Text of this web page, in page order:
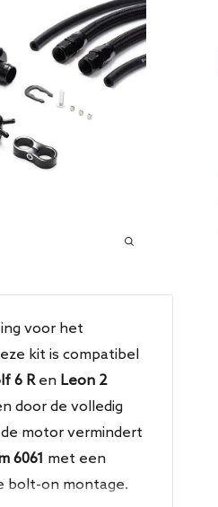
voor het
kit is compatibel
6 Ren Leon 2
door de volledig
motor vermindert
6061 met een
bolt-on montage.